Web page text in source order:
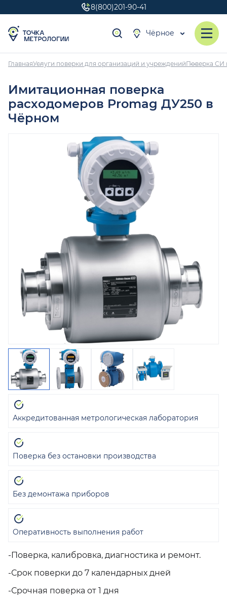
8(800)201-90-41
Чёрное
ГлавнаяУслуги поверки для организаций и учрежденийПоверка СИ
Имитационная поверка
расходомеров Promag ДУ250 в
Чёрном
-Поверка, калибровка, диагностика и ремонт.
-Срок поверки до 7 календарных дней
-Срочная поверка от 1 дня
Аккредитованная метрологическая лаборатория
Поверка без остановки производства
Без демонтажа приборов
Оперативность выполнения работ